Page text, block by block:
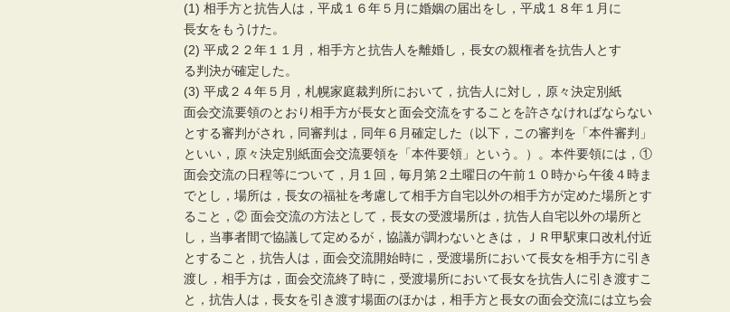
(1) 相手方と抗告人は，平成１６年５月に婚姻の届出をし，平成１８年１月に
長女をもうけた。
(2) 平成２２年１１月，相手方と抗告人を離婚し，長女の親権者を抗告人とす
る判決が確定した。
(3) 平成２４年５月，札幌家庭裁判所において，抗告人に対し，原々決定別紙
面会交流要領のとおり相手方が長女と面会交流をすることを許さなければならない
とする審判がされ，同審判は，同年６月確定した（以下，この審判を「本件審判」
といい，原々決定別紙面会交流要領を「本件要領」という。）。本件要領には，①
面会交流の日程等について，月１回，毎月第２土曜日の午前１０時から午後４時ま
でとし，場所は，長女の福祉を考慮して相手方自宅以外の相手方が定めた場所とす
ること，② 面会交流の方法として，長女の受渡場所は，抗告人自宅以外の場所と
し，当事者間で協議して定めるが，協議が調わないときは，ＪＲ甲駅東口改札付近
とすること，抗告人は，面会交流開始時に，受渡場所において長女を相手方に引き
渡し，相手方は，面会交流終了時に，受渡場所において長女を抗告人に引き渡すこ
と，抗告人は，長女を引き渡す場面のほかは，相手方と長女の面会交流には立ち会